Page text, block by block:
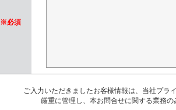
※必須
ご入力いただきましたお客様情報は、当社プラ
厳重に管理し、本お問合せに関する業務